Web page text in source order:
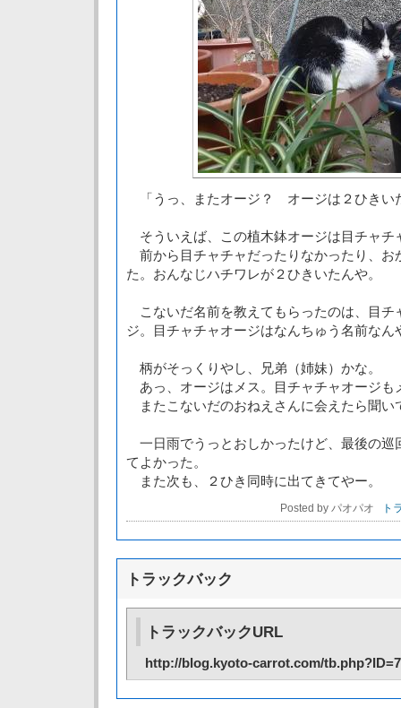
「うっ、またオージ？ オージは２ひきい
そういえば、この植木鉢オージは目チャチ
前から目チャチャだったりなかったり、お
た。おんなじハチワレが２ひきいたんや。
こないだ名前を教えてもらったのは、目チ
ジ。目チャチャオージはなんちゅう名前なん
柄がそっくりやし、兄弟（姉妹）かな。
あっ、オージはメス。目チャチャオージも
またこないだのおねえさんに会えたら聞い
一日雨でうっとおしかったけど、最後の巡
てよかった。
また次も、２ひき同時に出てきてやー。
Posted by パオパオ ト
トラックバック
トラックバックURL
http://blog.kyoto-carrot.com/